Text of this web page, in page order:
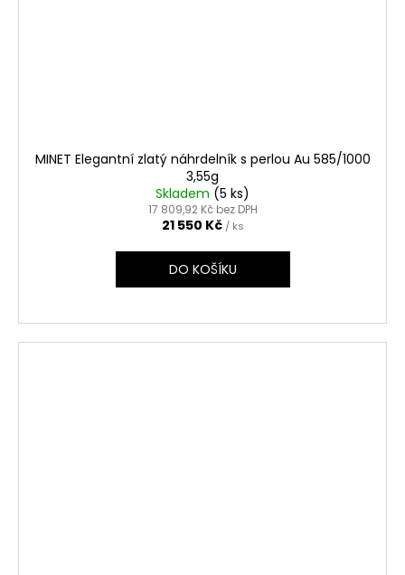
MINET Elegantní zlatý náhrdelník s perlou Au 585/1000
3,55g
Skladem (5 ks)
17 809,92 Kč bez DPH
21 550 Kč / ks
DO KOŠÍKU